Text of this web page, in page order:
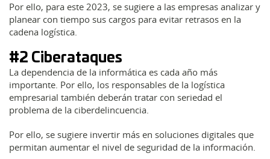
Por ello, para este 2023, se sugiere a las empresas analizar y
planear con tiempo sus cargos para evitar retrasos en la
cadena logística.
#2 Ciberataques
La dependencia de la informática es cada año más
importante. Por ello, los responsables de la logística
empresarial también deberán tratar con seriedad el
problema de la ciberdelincuencia.
Por ello, se sugiere invertir más en soluciones digitales que
permitan aumentar el nivel de seguridad de la información.